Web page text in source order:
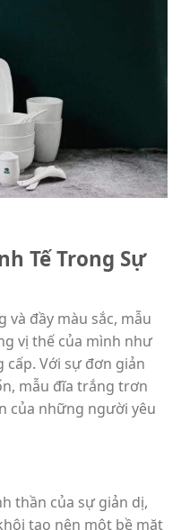
Tế Trong Sự
và đầy màu sắc, mẫu
vị thế của mình như
Với sự đơn giản
mẫu đĩa trắng trơn
của những người yêu
thần của sự giản dị,
tạo nên một bề mặt